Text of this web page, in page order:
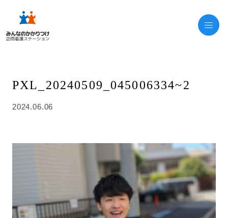
PXL_20240509_045006334~2
2024.06.06